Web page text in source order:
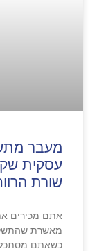
מעבר
עסקית
שורת
אתם מכירים
מאשרת
כשאתם